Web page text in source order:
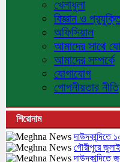
খেলাধুলা
বিজ্ঞান ও
অফিসিয়াল
আমাদের সাথে
আমাদের সম্পর্কে
যোগাযোগ
গোপনীয়তার নীতি
শিরোনাম
দাউদকান্দিতে
গৌরীপুরে
দাউদকান্দিতে